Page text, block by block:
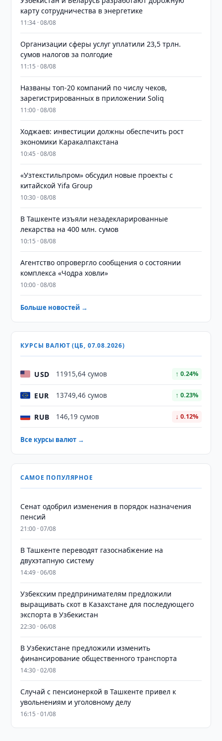
карту сотрудничества в энергетике
11:34 · 08/08
Организации сферы услуг уплатили 23,5 трлн.
сумов налогов за полгодие
11:15 · 08/08
Названы топ-20 компаний по числу чеков,
зарегистрированных в приложении Soliq
11:00 · 08/08
Ходжаев: инвестиции должны обеспечить рост
экономики Каракалпакстана
10:45 · 08/08
«Узтекстильпром» обсудил новые проекты с
китайской Yifa Group
10:30 · 08/08
​​​​​​​В Ташкенте изъяли незадекларированные
лекарства на 400 млн. сумов
10:15 · 08/08
Агентство опровергло сообщения о состоянии
комплекса «Чодра ховли»
10:00 · 08/08
Больше новостей →
КУРСЫ ВАЛЮТ (ЦБ, 07.08.2026)
USD 11915,64 сумов ↑ 0.24%
EUR 13749,46 сумов ↑ 0.23%
RUB 146,19 сумов ↓ 0.12%
Все курсы валют →
САМОЕ ПОПУЛЯРНОЕ
Сенат одобрил изменения в порядок назначения
пенсий
21:00 · 07/08
В Ташкенте переводят газоснабжение на
двухэтапную систему
14:49 · 06/08
Узбекским предпринимателям предложили
выращивать скот в Казахстане для последующего
экспорта в Узбекистан
22:30 · 06/08
В Узбекистане предложили изменить
финансирование общественного транспорта
14:30 · 02/08
Случай с пенсионеркой в Ташкенте привел к
увольнениям и уголовному делу
16:15 · 01/08